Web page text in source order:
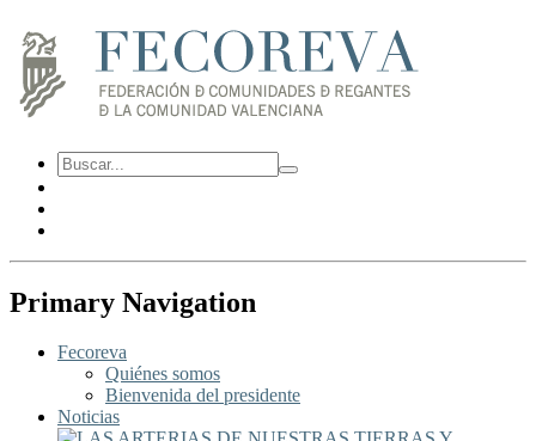
Primary Navigation
Fecoreva
Quiénes somos
Bienvenida del presidente
Noticias